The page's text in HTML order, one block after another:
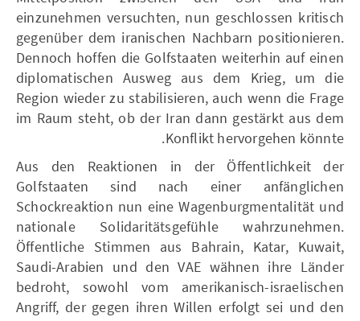
einzunehmen versuchten, nun geschlossen kritisch
gegenüber dem iranischen Nachbarn positionieren.
Dennoch hoffen die Golfstaaten weiterhin auf einen
diplomatischen Ausweg aus dem Krieg, um die
Region wieder zu stabilisieren, auch wenn die Frage
im Raum steht, ob der Iran dann gestärkt aus dem
Konflikt hervorgehen könnte.
Aus den Reaktionen in der Öffentlichkeit der
Golfstaaten sind nach einer anfänglichen
Schockreaktion nun eine Wagenburgmentalität und
nationale Solidaritätsgefühle wahrzunehmen.
Öffentliche Stimmen aus Bahrain, Katar, Kuwait,
Saudi-Arabien und den VAE wähnen ihre Länder
bedroht, sowohl vom amerikanisch-israelischen
Angriff, der gegen ihren Willen erfolgt sei und den